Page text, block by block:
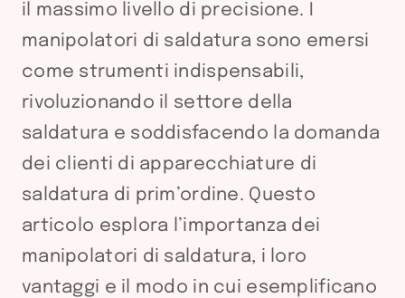
il massimo livello di precisione. I
manipolatori di saldatura sono emersi
come strumenti indispensabili,
rivoluzionando il settore della
saldatura e soddisfacendo la domanda
dei clienti di apparecchiature di
saldatura di prim’ordine. Questo
articolo esplora l’importanza dei
manipolatori di saldatura, i loro
vantaggi e il modo in cui esemplificano